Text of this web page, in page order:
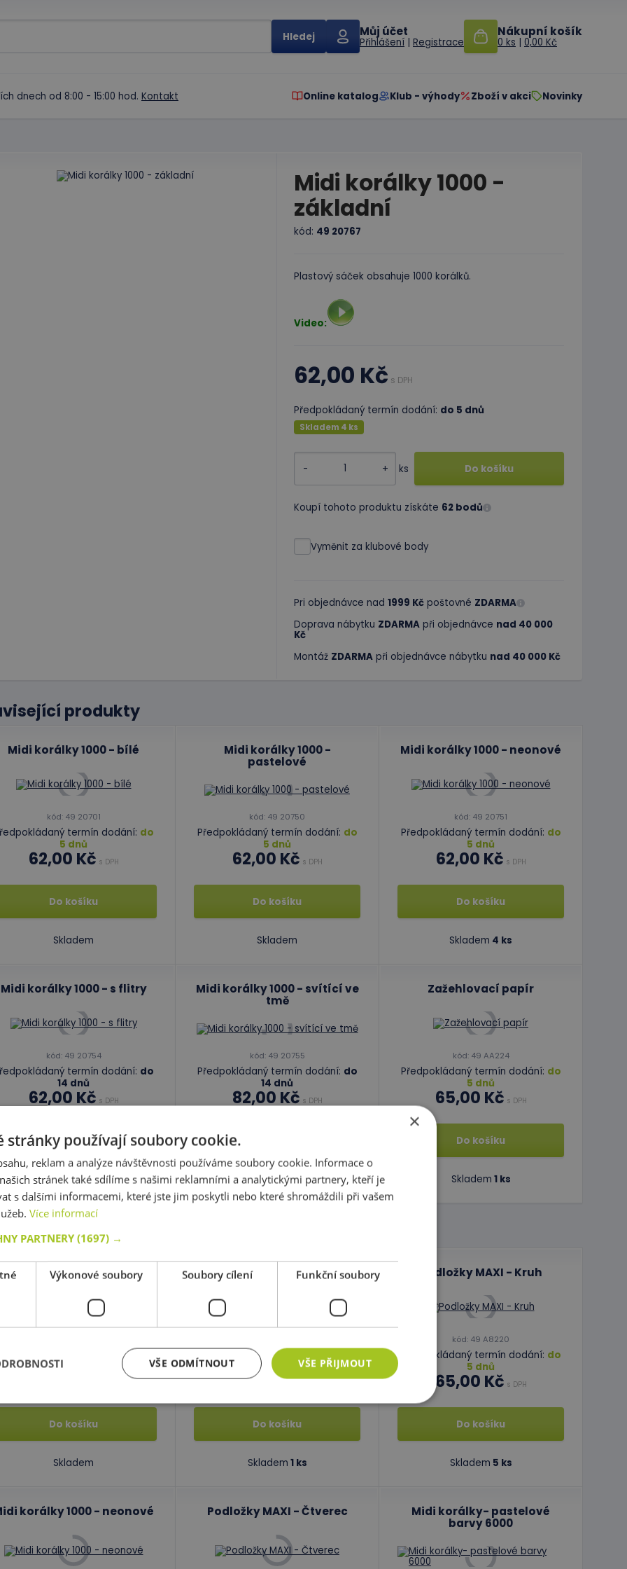
Můj účet
Přihlášení | Registrace
Nákupní košík
0 ks | 0,00 Kč
dnech od 8:00 - 15:00 hod. Kontakt Online katalog Klub - výhody Zboží v akci Novinky
Midi korálky 1000 -
základní
kód: 49 20767
Plastový sáček obsahuje 1000 korálků.
Video:
62,00 Kč s DPH
Předpokládaný termín dodání: do 5 dnů
Skladem 4 ks
- + ks Do košíku
Koupí tohoto produktu získáte 62 bodů
Vyměnit za klubové body
Pri objednávce nad 1999 Kč poštovné ZDARMA
Doprava nábytku ZDARMA při objednávce nad 40 000
Kč
Montáž ZDARMA při objednávce nábytku nad 40 000 Kč
produkty
Midi korálky 1000 - bílé
kód: 49 20701
termín dodání: do
5 dnů
62,00 Kč s DPH
Do košíku
Skladem
Midi korálky 1000 -
pastelové
kód: 49 20750
Předpokládaný termín dodání: do
5 dnů
62,00 Kč s DPH
Do košíku
Skladem
Midi korálky 1000 - neonové
kód: 49 20751
Předpokládaný termín dodání: do
5 dnů
62,00 Kč s DPH
Do košíku
Skladem 4 ks
Midi korálky 1000 - s flitry
kód: 49 20754
termín dodání: do
14 dnů
62,00 Kč s DPH
Do košíku
Skladem 0 ks
Midi korálky 1000 - svítící ve
tmě
kód: 49 20755
Předpokládaný termín dodání: do
14 dnů
82,00 Kč s DPH
Skladem 0 ks
Zažehlovací papír
kód: 49 AA224
Předpokládaný termín dodání: do
5 dnů
65,00 Kč s DPH
Do košíku
Skladem 1 ks
produkty
Podložky MAXI - Nákladní
Předpokládaný termín dodání:
5 dnů
Do košíku
Skladem
Zažehlovací papír
Předpokládaný termín dodání:
5 dnů
65,00 Kč
Do košíku
Skladem 1 ks
Podložky MAXI - Kruh
kód: 49 A8220
Předpokládaný termín dodání: do
5 dnů
65,00 Kč s DPH
Do košíku
Skladem 5 ks
korálky 1000 - neonové Podložky MAXI - Čtverec
Midi korálky- pastelové
barvy 6000
×
stránky používají soubory cookie.
reklam a analýze návštěvnosti používáme soubory cookie. Informace o
stránek také sdílíme s našimi reklamními a analytickými partnery, kteří je
s dalšími informacemi, které jste jim poskytli nebo které shromáždili při vašem
Více informací
PARTNERY (1697) →
Výkonové soubory Soubory cílení Funkční soubory
VŠE PŘIJMOUT
VŠE ODMÍTNOUT
cookie umožňují základní funkce webových stránek, jako je přihlášení uživatele a správa účtu. Webové
nutných souborů cookie správně používat.
Cookie generovaný aplikacemi založenými na jazyce PHP. Toto je
relací uživatelů. Obvykle se jedná o náhodně vygenerované číslo,
jeho použití může být specifické pro daný web, ale dobrým
příkladem je udržování přihlášeného stavu uživatele mezi